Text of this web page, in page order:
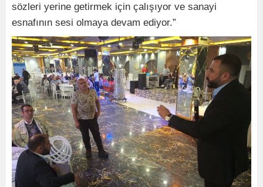
sözleri yerine getirmek için çalışıyor ve sanayi
esnafının sesi olmaya devam ediyor.”